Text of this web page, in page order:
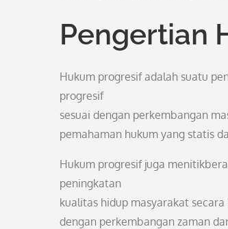
Pengertian
Hukum progresif adalah suatu
progresif
sesuai dengan perkembangan
pemahaman hukum yang statis
Hukum progresif juga
peningkatan
kualitas hidup masyarakat
dengan perkembangan zaman